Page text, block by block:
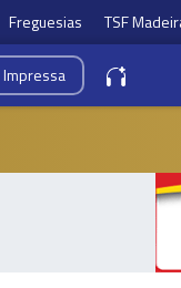
Freguesias TSF
Impressa